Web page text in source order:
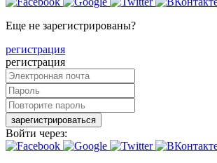
Еще не зарегистрированы?
регистрация
регистрация
зарегистрироваться
Войти через: